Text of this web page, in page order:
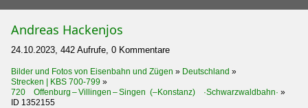
Andreas Hackenjos
24.10.2023, 442 Aufrufe, 0 Kommentare
Bilder und Fotos von Eisenbahn und Zügen » Deutschland »
Strecken | KBS 700-799 »
720 Offenburg – Villingen – Singen (–Konstanz) ·Schwarzwaldbahn· »
ID 1352155